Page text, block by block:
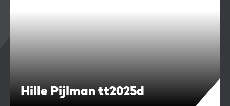
Hille Pijlman tt2025d